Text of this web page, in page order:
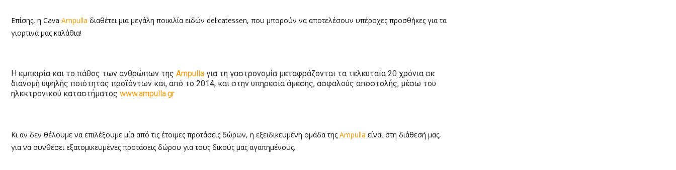
Επίσης, η Cava Ampulla διαθέτει μια μεγάλη ποικιλία ειδών delicatessen, που μπορούν να αποτελέσουν υπέροχες προσθήκες για τα
γιορτινά μας καλάθια!
Η εμπειρία και το πάθος των ανθρώπων της Ampulla για τη γαστρονομία μεταφράζονται τα τελευταία 20 χρόνια σε
διανομή υψηλής ποιότητας προϊόντων και, από το 2014, και στην υπηρεσία άμεσης, ασφαλούς αποστολής, μέσω του
ηλεκτρονικού καταστήματος www.ampulla.gr
Κι αν δεν θέλουμε να επιλέξουμε μία από τις έτοιμες προτάσεις δώρων, η εξειδικευμένη ομάδα της Ampulla είναι στη διάθεσή μας,
για να συνθέσει εξατομικευμένες προτάσεις δώρου για τους δικούς μας αγαπημένους.